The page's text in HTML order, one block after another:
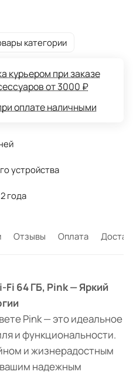
категории
курьером при заказе
от 3000 ₽
оплате наличными
устройства
года
Отзывы Оплата
Fi 64 ГБ, Pink — Яркий
Pink — это идеальное
и функциональности.
и жизнерадостным
вашим надежным